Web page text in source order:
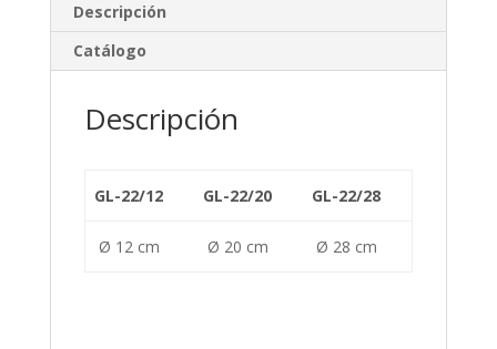
dI
n
o
o
ar
ti
Descripción
Catálogo
Descripción
GL-22/12 GL-22/20 GL-22/28
Ø 12 cm Ø 20 cm Ø 28 cm